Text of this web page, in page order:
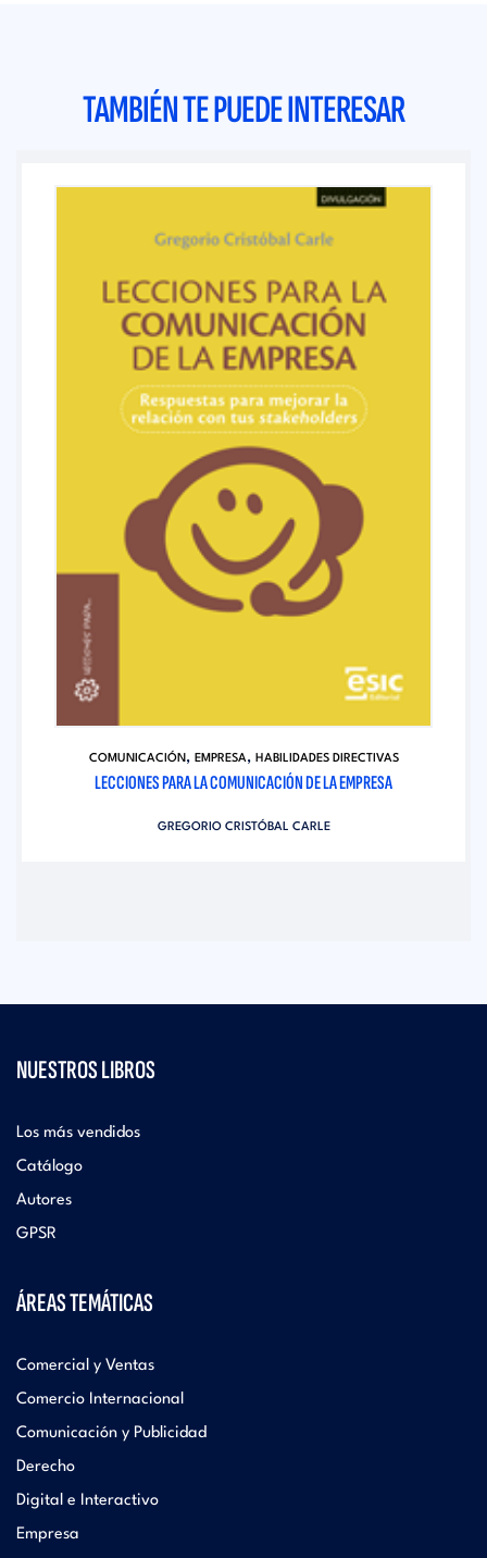
TAMBIÉN TE PUEDE INTERESAR
COMUNICACIÓN, EMPRESA, HABILIDADES DIRECTIVAS
LECCIONES PARA LA COMUNICACIÓN DE LA EMPRESA
GREGORIO CRISTÓBAL CARLE
NUESTROS LIBROS
Los más vendidos
Catálogo
Autores
GPSR
ÁREAS TEMÁTICAS
Comercial y Ventas
Comercio Internacional
Comunicación y Publicidad
Derecho
Digital e Interactivo
Empresa